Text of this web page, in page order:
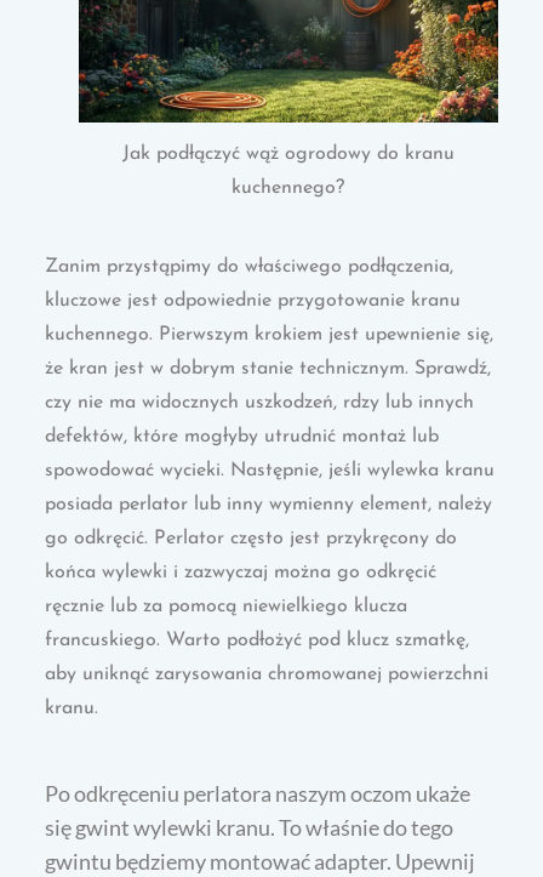
Jak podłączyć wąż ogrodowy do kranu
kuchennego?
Zanim przystąpimy do właściwego podłączenia,
kluczowe jest odpowiednie przygotowanie kranu
kuchennego. Pierwszym krokiem jest upewnienie się,
że kran jest w dobrym stanie technicznym. Sprawdź,
czy nie ma widocznych uszkodzeń, rdzy lub innych
defektów, które mogłyby utrudnić montaż lub
spowodować wycieki. Następnie, jeśli wylewka kranu
posiada perlator lub inny wymienny element, należy
go odkręcić. Perlator często jest przykręcony do
końca wylewki i zazwyczaj można go odkręcić
ręcznie lub za pomocą niewielkiego klucza
francuskiego. Warto podłożyć pod klucz szmatkę,
aby uniknąć zarysowania chromowanej powierzchni
kranu.
Po odkręceniu perlatora naszym oczom ukaże
się gwint wylewki kranu. To właśnie do tego
gwintu będziemy montować adapter. Upewnij